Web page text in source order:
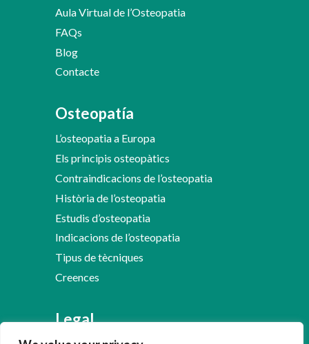
Aula Virtual de l’Osteopatia
FAQs
Blog
Contacte
Osteopatía
L’osteopatia a Europa
Els principis osteopàtics
Contraindicacions de l’osteopatia
Història de l’osteopatia
Estudis d’osteopatia
Indicacions de l’osteopatia
Tipus de tècniques
Creences
Legal